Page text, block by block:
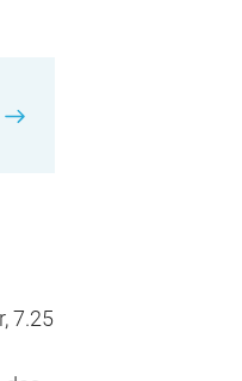
7.25